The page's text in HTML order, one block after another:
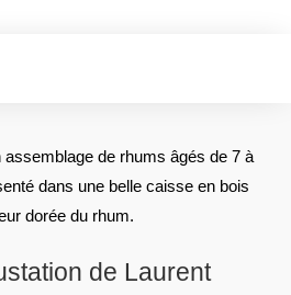
de rhums âgés de 7 à
dans une belle caisse en bois
dorée du rhum.
de Laurent